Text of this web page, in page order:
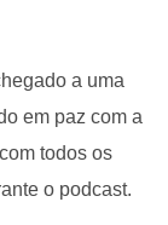
a uma
em paz com a
todos os
o podcast.